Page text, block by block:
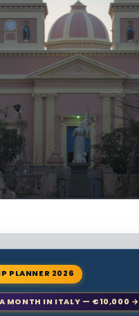
PLANNER 2026
MONTH IN ITALY — €10,000 →